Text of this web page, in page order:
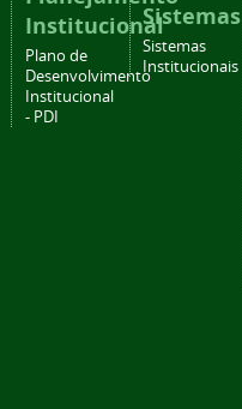
Institucional
Plano de
Desenvolvimento
Institucional
- PDI
Sistemas
Sistemas
Institucionais